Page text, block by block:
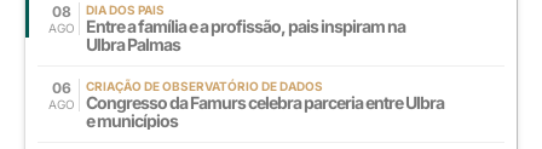
08
AGO
DIA DOS PAIS
Entre a família e a profissão, pais inspiram na
Ulbra Palmas
06
AGO
CRIAÇÃO DE OBSERVATÓRIO DE DADOS
Congresso da Famurs celebra parceria entre Ulbra
e municípios